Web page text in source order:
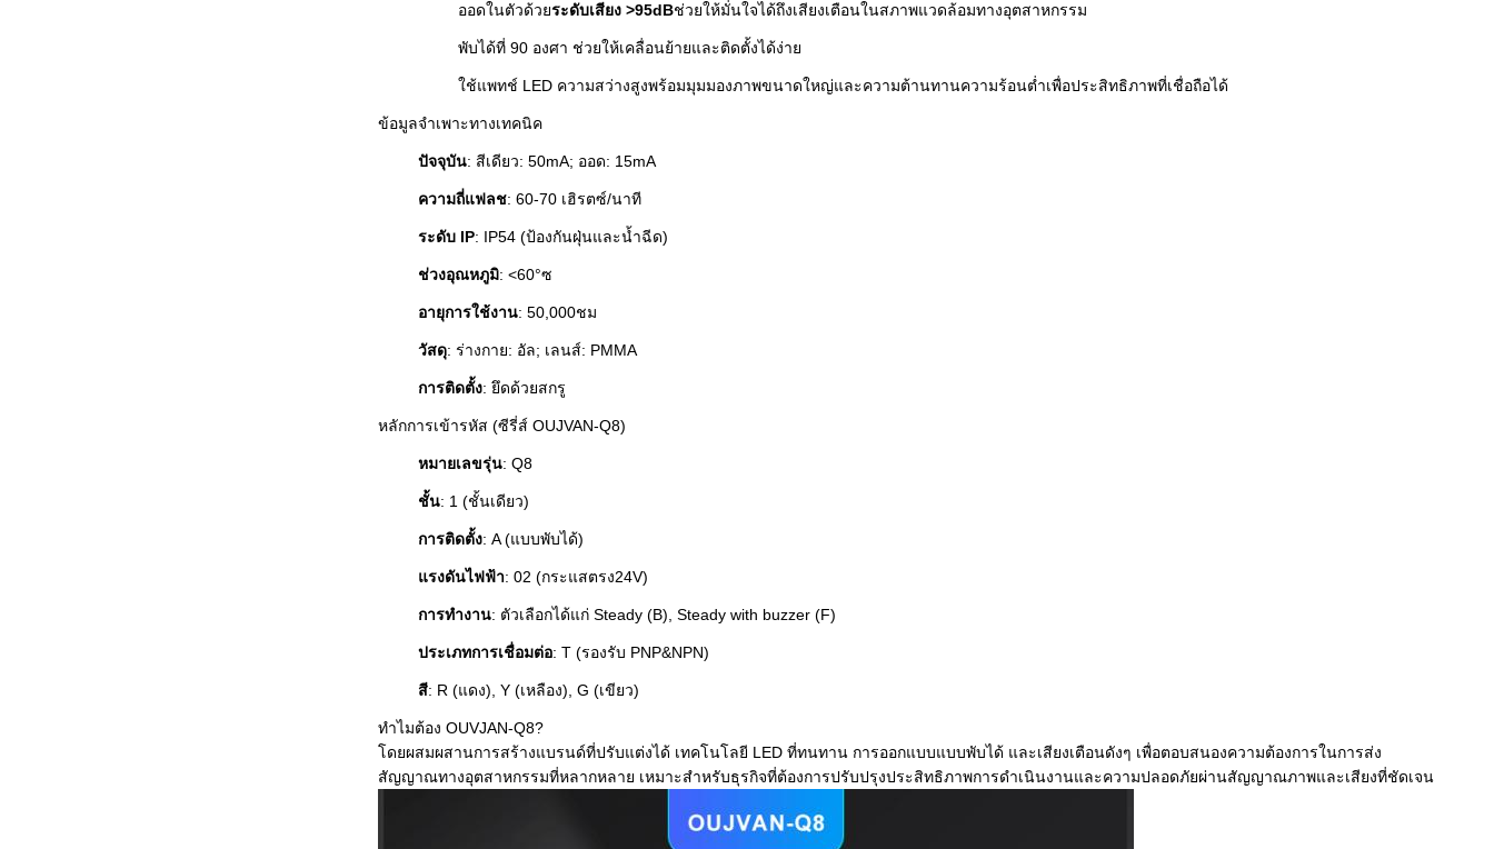
ออดในตัวด้วยระดับเสียง >95dBช่วยให้มั่นใจได้ถึงเสียงเตือนในสภาพแวดล้อมทางอุตสาหกรรม
พับได้ที่ 90 องศา ช่วยให้เคลื่อนย้ายและติดตั้งได้ง่าย
ใช้แพทช์ LED ความสว่างสูงพร้อมมุมมองภาพขนาดใหญ่และความต้านทานความร้อนต่ำเพื่อประสิทธิภาพที่เชื่อถือได้
ข้อมูลจำเพาะทางเทคนิค
ปัจจุบัน: สีเดียว: 50mA; ออด: 15mA
ความถี่แฟลช: 60-70 เฮิรตซ์/นาที
ระดับ IP: IP54 (ป้องกันฝุ่นและน้ำฉีด)
ช่วงอุณหภูมิ: <60°ซ
อายุการใช้งาน: 50,000ชม
วัสดุ: ร่างกาย: อัล; เลนส์: PMMA
การติดตั้ง: ยึดด้วยสกรู
หลักการเข้ารหัส (ซีรี่ส์ OUJVAN-Q8)
หมายเลขรุ่น: Q8
ชั้น: 1 (ชั้นเดียว)
การติดตั้ง: A (แบบพับได้)
แรงดันไฟฟ้า: 02 (กระแสตรง24V)
การทำงาน: ตัวเลือกได้แก่ Steady (B), Steady with buzzer (F)
ประเภทการเชื่อมต่อ: T (รองรับ PNP&NPN)
สี: R (แดง), Y (เหลือง), G (เขียว)
ทำไมต้อง OUVJAN-Q8?
โดยผสมผสานการสร้างแบรนด์ที่ปรับแต่งได้ เทคโนโลยี LED ที่ทนทาน การออกแบบแบบพับได้ และเสียงเตือนดังๆ เพื่อตอบสนองความต้องการในการส่ง
สัญญาณทางอุตสาหกรรมที่หลากหลาย เหมาะสำหรับธุรกิจที่ต้องการปรับปรุงประสิทธิภาพการดำเนินงานและความปลอดภัยผ่านสัญญาณภาพและเสียงที่ชัดเจน